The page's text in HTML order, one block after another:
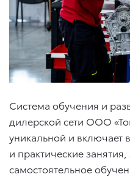
Система обучения и
дилерской сети ООО
уникальной и включает
и практические
самостоятельное